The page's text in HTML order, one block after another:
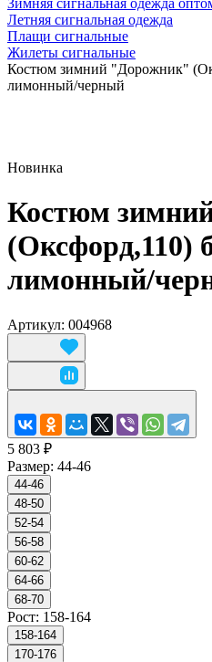
Зимняя сигнальная одежда
Летняя сигнальная одежда
Плащи сигнальные
Жилеты сигнальные
Костюм зимний "Дорожник"
лимонный/черный
Новинка
Костюм
(Оксфорд,110)
лимонный/
Артикул: 004968
5 803 ₽
Размер: 44-46
44-46
48-50
52-54
56-58
60-62
64-66
68-70
Рост: 158-164
158-164
170-176